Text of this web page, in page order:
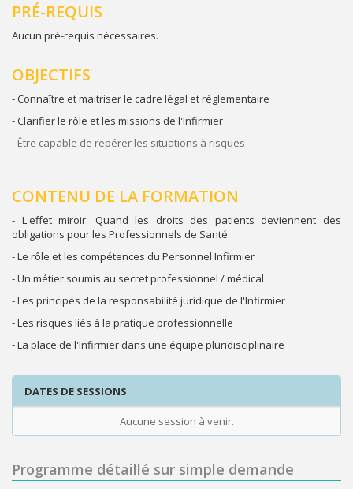
PRÉ-REQUIS
Aucun pré-requis nécessaires.
OBJECTIFS
- Connaître et maitriser le cadre légal et règlementaire
- Clarifier le rôle et les missions de l'Infirmier
- Être capable de repérer les situations à risques
CONTENU DE LA FORMATION
- L'effet miroir: Quand les droits des patients deviennent des
obligations pour les Professionnels de Santé
- Le rôle et les compétences du Personnel Infirmier
- Un métier soumis au secret professionnel / médical
- Les principes de la responsabilité juridique de l'Infirmier
- Les risques liés à la pratique professionnelle
- La place de l'Infirmier dans une équipe pluridisciplinaire
DATES DE SESSIONS
Aucune session à venir.
Programme détaillé sur simple demande